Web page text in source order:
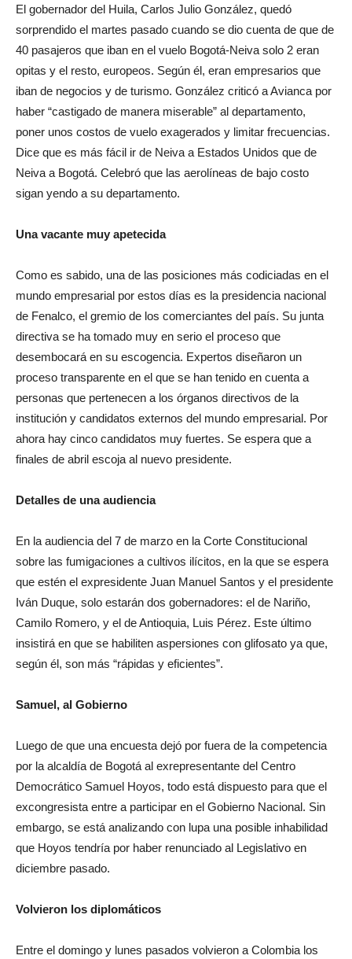
El gobernador del Huila, Carlos Julio González, quedó
sorprendido el martes pasado cuando se dio cuenta de que de
40 pasajeros que iban en el vuelo Bogotá-Neiva solo 2 eran
opitas y el resto, europeos. Según él, eran empresarios que
iban de negocios y de turismo. González criticó a Avianca por
haber “castigado de manera miserable” al departamento,
poner unos costos de vuelo exagerados y limitar frecuencias.
Dice que es más fácil ir de Neiva a Estados Unidos que de
Neiva a Bogotá. Celebró que las aerolíneas de bajo costo
sigan yendo a su departamento.
Una vacante muy apetecida
Como es sabido, una de las posiciones más codiciadas en el
mundo empresarial por estos días es la presidencia nacional
de Fenalco, el gremio de los comerciantes del país. Su junta
directiva se ha tomado muy en serio el proceso que
desembocará en su escogencia. Expertos diseñaron un
proceso transparente en el que se han tenido en cuenta a
personas que pertenecen a los órganos directivos de la
institución y candidatos externos del mundo empresarial. Por
ahora hay cinco candidatos muy fuertes. Se espera que a
finales de abril escoja al nuevo presidente.
Detalles de una audiencia
En la audiencia del 7 de marzo en la Corte Constitucional
sobre las fumigaciones a cultivos ilícitos, en la que se espera
que estén el expresidente Juan Manuel Santos y el presidente
Iván Duque, solo estarán dos gobernadores: el de Nariño,
Camilo Romero, y el de Antioquia, Luis Pérez. Este último
insistirá en que se habiliten aspersiones con glifosato ya que,
según él, son más “rápidas y eficientes”.
Samuel, al Gobierno
Luego de que una encuesta dejó por fuera de la competencia
por la alcaldía de Bogotá al exrepresentante del Centro
Democrático Samuel Hoyos, todo está dispuesto para que el
excongresista entre a participar en el Gobierno Nacional. Sin
embargo, se está analizando con lupa una posible inhabilidad
que Hoyos tendría por haber renunciado al Legislativo en
diciembre pasado.
Volvieron los diplomáticos
Entre el domingo y lunes pasados volvieron a Colombia los